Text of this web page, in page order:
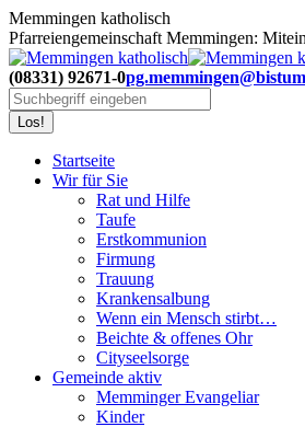
Zum
Inhalt
springen
Memmingen katholisch
Pfarreiengemeinschaft Memmingen:
(08331) 92671-0
Search:
Startseite
Wir für Sie
Rat und Hilfe
Taufe
Erstkommunion
Firmung
Trauung
Krankensalbung
Wenn ein Mensch stirbt…
Beichte & offenes Ohr
Cityseelsorge
Gemeinde aktiv
Memminger Evangeliar
Kinder